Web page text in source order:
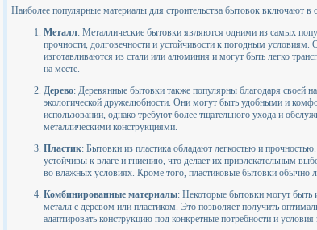
Наиболее популярные материалы для строительства бытовок включают в
Металл: Металлические бытовки являются одними из самых
прочности, долговечности и устойчивости к погодным условиям.
изготавливаются из стали или алюминия и могут быть легко
на месте.
Дерево: Деревянные бытовки также популярны благодаря своей
экологической дружелюбности. Они могут быть удобными и
использовании, однако требуют более тщательного ухода и
металлическими конструкциями.
Пластик: Бытовки из пластика обладают легкостью и
устойчивы к влаге и гниению, что делает их привлекательным
во влажных условиях. Кроме того, пластиковые бытовки обычно
Комбинированные материалы: Некоторые бытовки могут быть
металл с деревом или пластиком. Это позволяет получить
адаптировать конструкцию под конкретные потребности и условия